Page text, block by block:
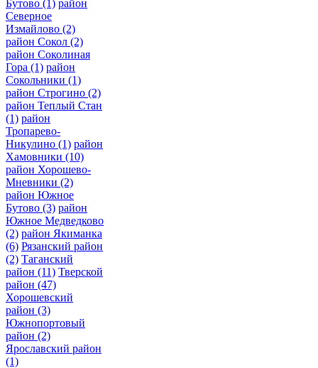
Бутово (1) район
Северное
Измайлово (2)
район Сокол (2)
район Соколиная
Гора (1) район
Сокольники (1)
район Строгино (2)
район Теплый Стан
(1) район
Тропарево-
Никулино (1) район
Хамовники (10)
район Хорошево-
Мневники (2)
район Южное
Бутово (3) район
Южное Медведково
(2) район Якиманка
(6) Рязанский район
(2) Таганский
район (11) Тверской
район (47)
Хорошевский
район (3)
Южнопортовый
район (2)
Ярославский район
(1)